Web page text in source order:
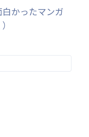
白かったマンガ